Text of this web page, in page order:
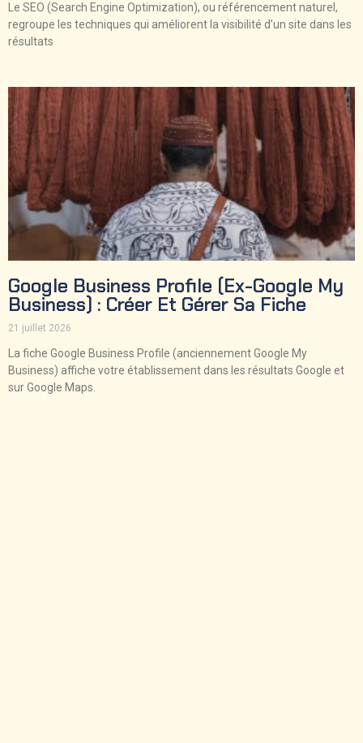
Le SEO (Search Engine Optimization), ou référencement naturel,
regroupe les techniques qui améliorent la visibilité d’un site dans les
résultats
Google Business Profile (ex-Google My
Business) : Créer Et Gérer Sa Fiche
21 juillet 2026
La fiche Google Business Profile (anciennement Google My
Business) affiche votre établissement dans les résultats Google et
sur Google Maps.